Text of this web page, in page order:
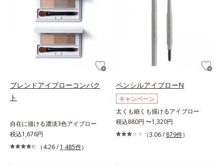
ブレンドアイブローコンパク
ト
自在に描ける濃淡3色アイブロー
税込1,676円
（4.26 / 1,485件）
ペンシルアイブローN
キャンペーン
太くも細くも描けるアイブロー
税込880円 〜1,320円
（3.06 / 879件）